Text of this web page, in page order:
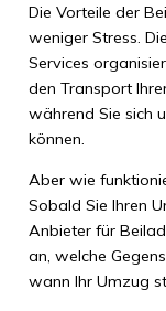
Die Vorteile der
weniger Stress.
Services
den Transport
während Sie sich
können.
Aber wie
Sobald Sie Ihren
Anbieter für
an, welche
wann Ihr Umzug